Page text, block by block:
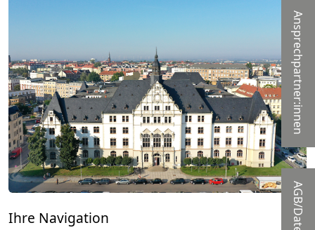
Loading Ansprechpartner:innen
Ihre Navigation